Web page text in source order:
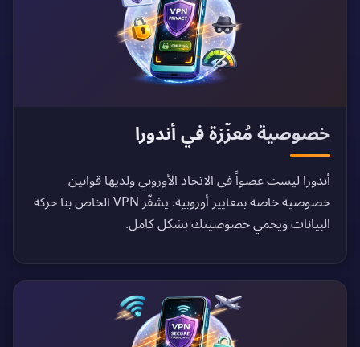
خصوصية مُعزّزة في أندورا
أندورا ليست عضواً في الاتحاد الأوروبي ولديها قوانين
خصوصية خاصة بمعايير أوروبية. يشفّر VPN الخاص بنا حركة
البيانات ويحمي خصوصيتك بشكل كامل.